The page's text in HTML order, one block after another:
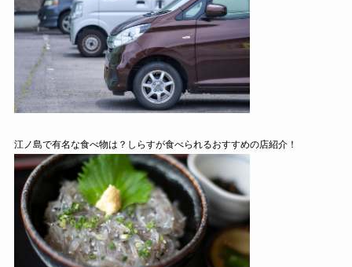
江ノ島で有名な食べ物は？しらすが食べられるおすすめの店紹介！